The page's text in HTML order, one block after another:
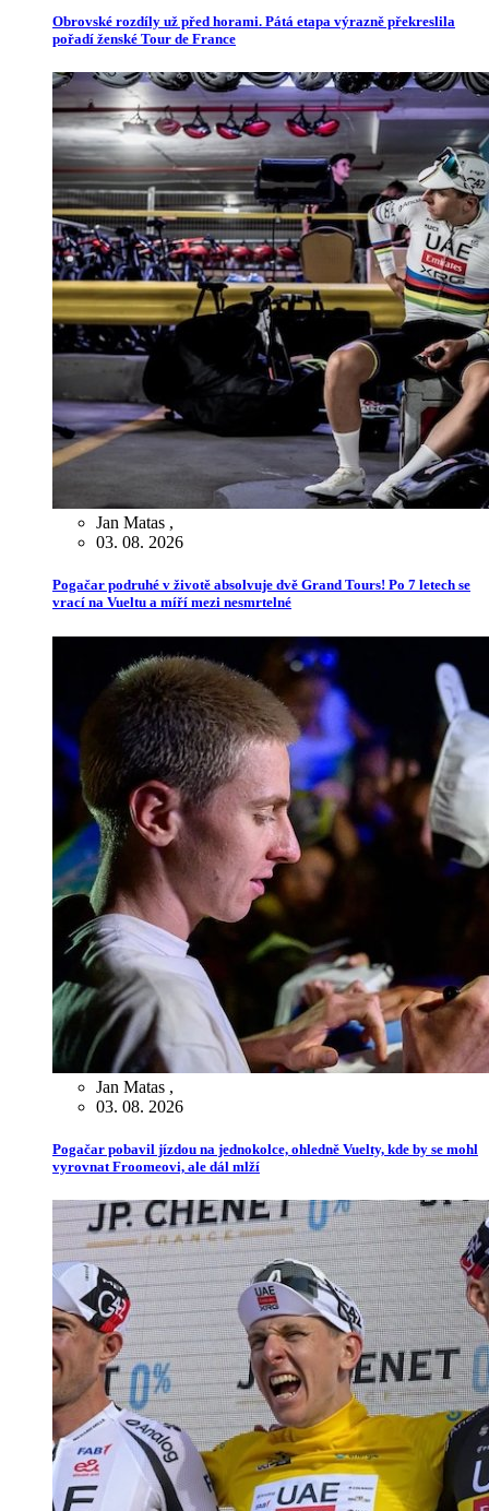
Obrovské rozdíly už před horami. Pátá etapa výrazně překreslila
pořadí ženské Tour de France
Jan Matas ,
03. 08. 2026
Pogačar podruhé v životě absolvuje dvě Grand Tours! Po 7 letech se
vrací na Vueltu a míří mezi nesmrtelné
Jan Matas ,
03. 08. 2026
Pogačar pobavil jízdou na jednokolce, ohledně Vuelty, kde by se mohl
vyrovnat Froomeovi, ale dál mlží